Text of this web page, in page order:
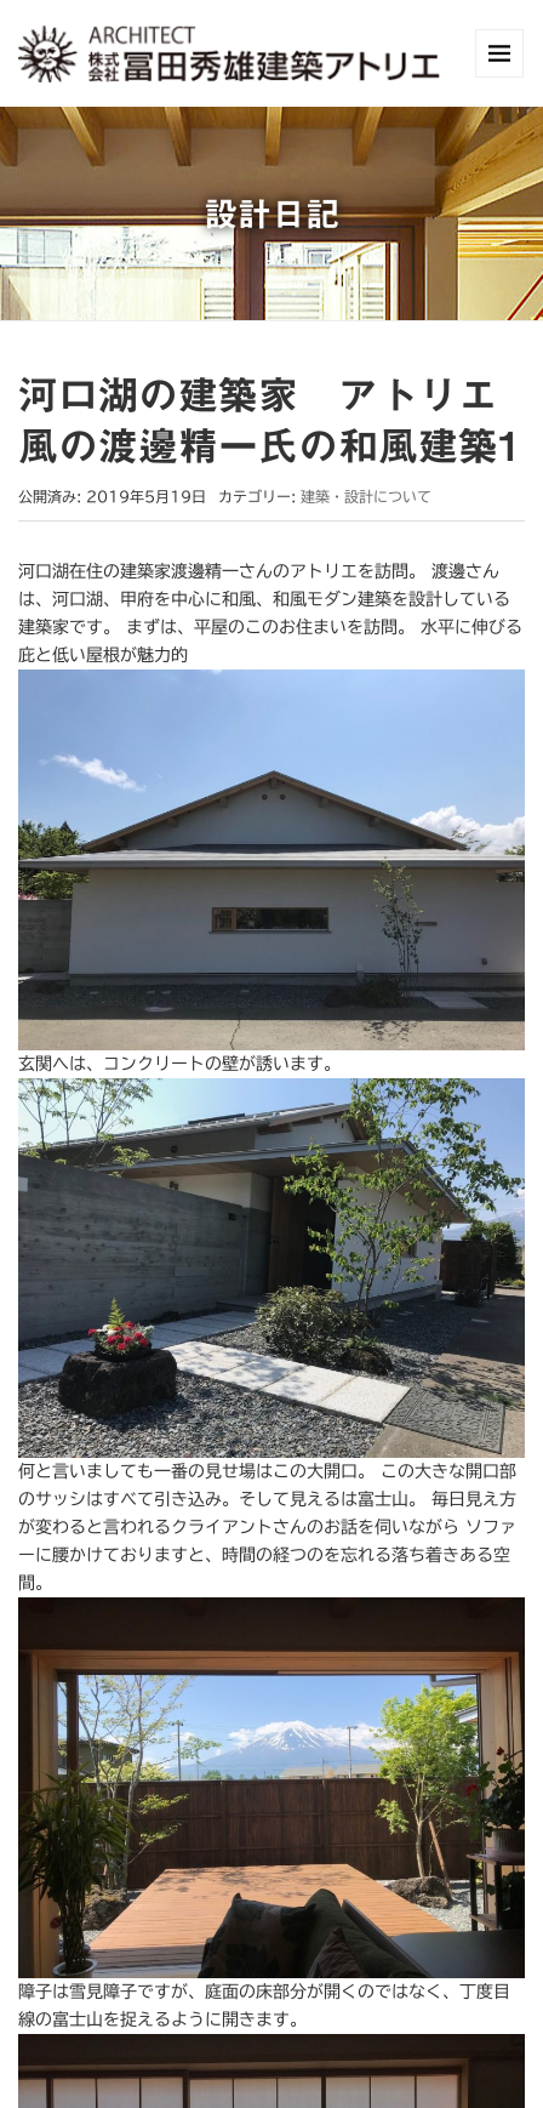
設計日記
河口湖の建築家 アトリエ
風の渡邊精一氏の和風建築1
公開済み: 2019年5月19日 カテゴリー: 建築・設計について
河口湖在住の建築家渡邊精一さんのアトリエを訪問。 渡邊さん
は、河口湖、甲府を中心に和風、和風モダン建築を設計している
建築家です。 まずは、平屋のこのお住まいを訪問。 水平に伸びる
庇と低い屋根が魅力的
玄関へは、コンクリートの壁が誘います。
何と言いましても一番の見せ場はこの大開口。 この大きな開口部
のサッシはすべて引き込み。そして見えるは富士山。 毎日見え方
が変わると言われるクライアントさんのお話を伺いながら ソファ
ーに腰かけておりますと、時間の経つのを忘れる落ち着きある空
間。
障子は雪見障子ですが、庭面の床部分が開くのではなく、丁度目
線の富士山を捉えるように開きます。